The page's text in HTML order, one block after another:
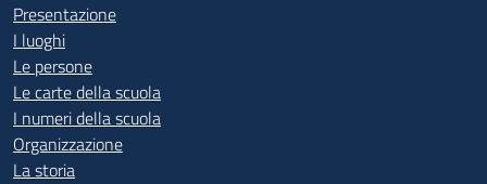
Presentazione
I luoghi
Le persone
Le carte della scuola
I numeri della scuola
Organizzazione
La storia